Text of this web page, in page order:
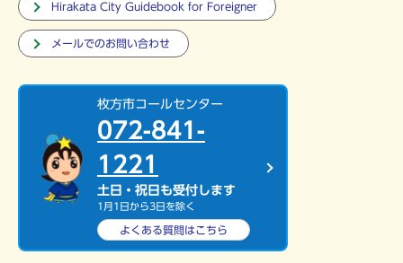
Hirakata City Guidebook for Foreigner
メールでのお問い合わせ
枚方市コールセンター
072-841-
1221
土日・祝日も受付します
1月1日から3日を除く
よくある質問はこちら